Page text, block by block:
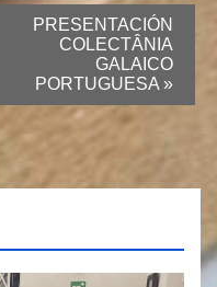
PRESENTACIÓN
COLECTÂNIA
GALAICO
PORTUGUESA »